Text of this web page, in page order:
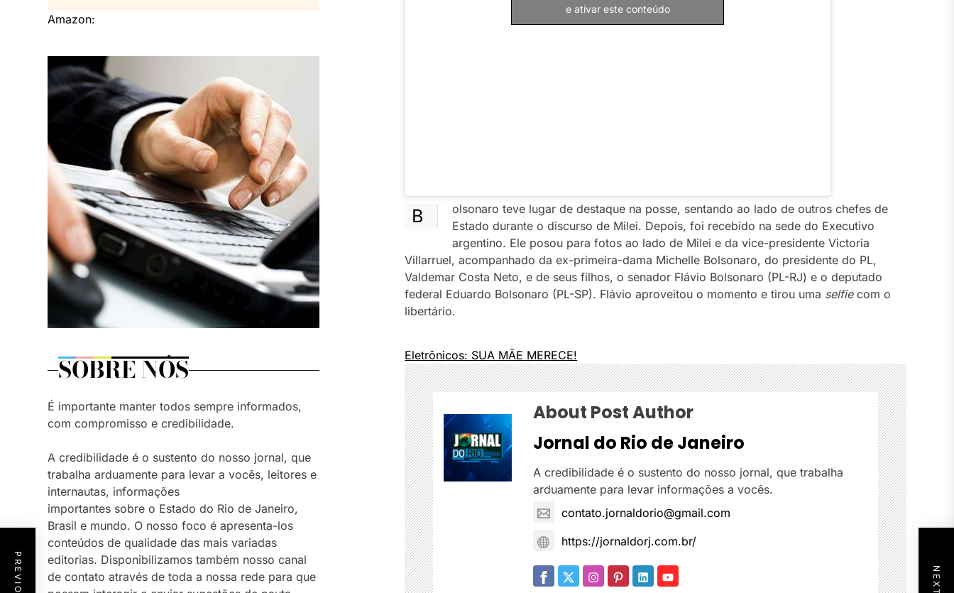
e ativar este conteúdo
B
olsonaro teve lugar de destaque na posse, sentando ao lado de outros chefes de
Estado durante o discurso de Milei. Depois, foi recebido na sede do Executivo
argentino. Ele posou para fotos ao lado de Milei e da vice-presidente Victoria
Villarruel, acompanhado da ex-primeira-dama Michelle Bolsonaro, do presidente do PL,
Valdemar Costa Neto, e de seus filhos, o senador Flávio Bolsonaro (PL-RJ) e o deputado
federal Eduardo Bolsonaro (PL-SP). Flávio aproveitou o momento e tirou uma selfiecom o
libertário.
Eletrônicos: SUA MÃE MERECE!
About Post Author
Jornal do Rio de Janeiro
A credibilidade é o sustento do nosso jornal, que trabalha
arduamente para levar informações a vocês.
contato.jornaldorio@gmail.com
https://jornaldorj.com.br/
Amazon:
SOBRE NÓS
É importante manter todos sempre informados,
com compromisso e credibilidade.
A credibilidade é o sustento do nosso jornal, que
trabalha arduamente para levar a vocês, leitores e
internautas, informações
importantes sobre o Estado do Rio de Janeiro,
Brasil e mundo. O nosso foco é apresenta-los
conteúdos de qualidade das mais variadas
editorias. Disponibilizamos também nosso canal
de contato através de toda a nossa rede para que